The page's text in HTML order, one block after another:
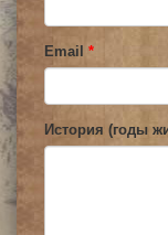
Email *
История (годы